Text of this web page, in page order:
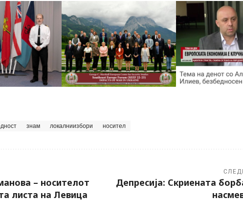
знам локалниизбори носител
– носителот
листа на Левица
Депресија: Скриената